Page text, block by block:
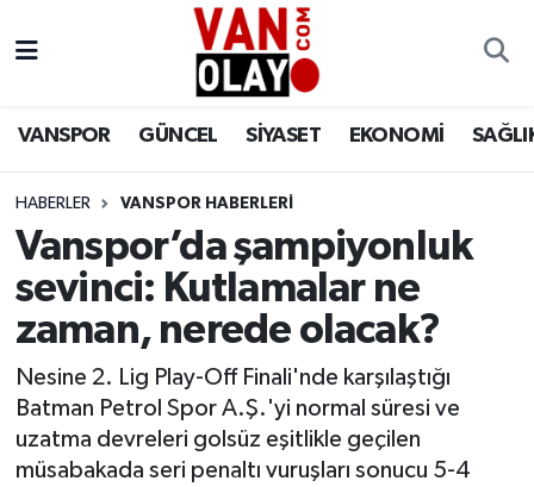
VANSPOR GÜNCEL SİYASET EKONOMİ
HABERLER VANSPOR HABERLERİ
Vanspor’da şampiyonluk
sevinci: Kutlamalar ne
zaman, nerede olacak?
Nesine 2. Lig Play-Off Finali'nde karşılaştığı
Batman Petrol Spor A.Ş.'yi normal süresi ve
uzatma devreleri golsüz eşitlikle geçilen
müsabakada seri penaltı vuruşları sonucu 5-4
Siyaset
Ekonomi
Sağlık
Bilim & Teknoloji
Van Nöbetçi Eczaneler
Van Namaz Vakitleri
Van Trafik Yoğunluk Haritası
Süper Lig Puan Durumu ve Fikstür
Tüm Manşetler
Son Dakika Haberleri